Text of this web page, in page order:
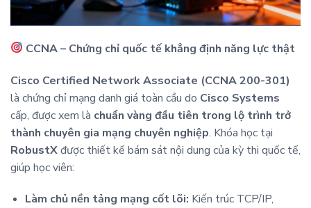
CCNA – Chứng chỉ quốc tế khẳng định năng lực thật
Cisco Certified Network Associate (CCNA 200-301)
là chứng chỉ mạng danh giá toàn cầu do Cisco Systems
cấp, được xem là chuẩn vàng đầu tiên trong lộ trình trở
thành chuyên gia mạng chuyên nghiệp. Khóa học tại
RobustXđược thiết kế bám sát nội dung của kỳ thi quốc tế,
giúp học viên:
Làm chủ nền tảng mạng cốt lõi: Kiến trúc TCP/IP,